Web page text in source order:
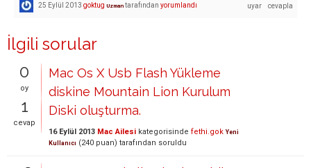
25 Eylül 2013 goktug Uzman tarafından yorumlandı
İlgili sorular
0
oy
1
cevap
Mac Os X Usb Flash Yükleme
diskine Mountain Lion Kurulum
Diski oluşturma.
16 Eylül 2013 Mac Ailesi kategorisinde fethi.gok Yeni
Kullanıcı (240 puan) tarafından soruldu